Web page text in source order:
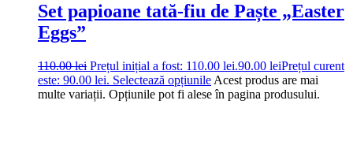
Set papioane tată-fiu de Paște „Easter
Eggs”
110.00lei Prețul inițial a fost: 110.00 lei.90.00 leiPrețul curent
este: 90.00 lei. Selectează opțiunile Acest produs are mai
multe variații. Opțiunile pot fi alese în pagina produsului.